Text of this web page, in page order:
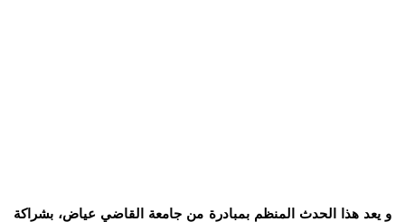
و يعد هذا الحدث المنظم بمبادرة من جامعة القاضي عياض، بشراكة